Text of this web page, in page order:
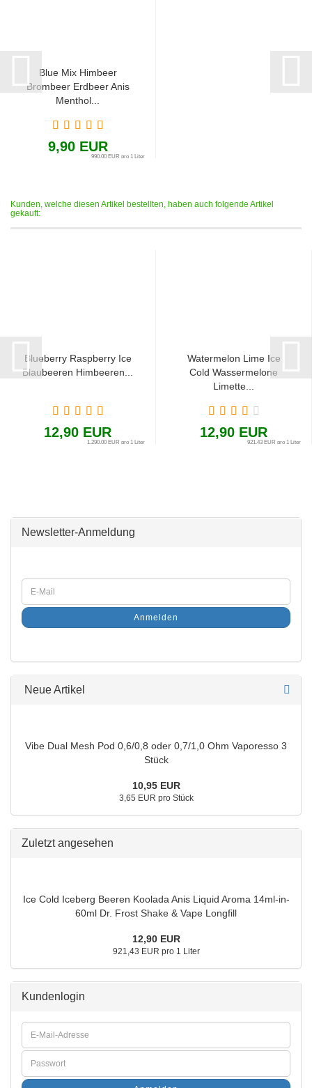
Blue Mix Himbeer
Brombeer Erdbeer Anis
Menthol...
9,90 EUR
990,00 EUR pro 1 Liter
Kunden, welche diesen Artikel bestellten, haben auch folgende Artikel
gekauft:
Blueberry Raspberry Ice
Blaubeeren Himbeeren...
12,90 EUR
1.290,00 EUR pro 1 Liter
Watermelon Lime Ice
Cold Wassermelone
Limette...
12,90 EUR
921,43 EUR pro 1 Liter
Newsletter-Anmeldung
Anmelden
Neue Artikel
Vibe Dual Mesh Pod 0,6/0,8 oder 0,7/1,0 Ohm Vaporesso 3
Stück
10,95 EUR
3,65 EUR pro Stück
Zuletzt angesehen
Ice Cold Iceberg Beeren Koolada Anis Liquid Aroma 14ml-in-
60ml Dr. Frost Shake & Vape Longfill
12,90 EUR
921,43 EUR pro 1 Liter
Kundenlogin